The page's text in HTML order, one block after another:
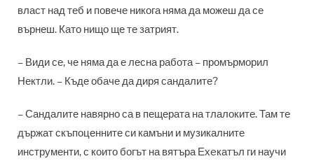
власт над теб и повече никога няма да можеш да се
върнеш. Като нищо ще те затрият.
– Види се, че няма да е лесна работа – промърморил
Нектли. – Къде обаче да диря сандалите?
– Сандалите навярно са в пещерата на тлалоките. Там те
държат скъпоценните си камъни и музикалните
инструменти, с които богът на вятъра Ехeкатъл ги научи